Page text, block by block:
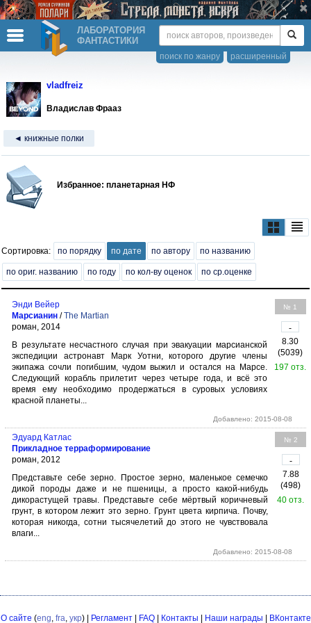
ЛАБОРАТОРИЯ
ФАНТАСТИКИ
расширенный
поиск по жанру
vladfreiz
Владислав Фрааз
◄ книжные полки
Избранное: планетарная НФ
Сортировка: по порядку по дате по автору по названию
по ориг. названию по году по кол-ву оценок по ср.оценке
Энди Вейер
Марсианин /The Martian
роман, 2014
В результате несчастного случая при эвакуации марсианской
экспедиции астронавт Марк Уотни, которого другие члены
экипажа сочли погибшим, чудом выжил и остался на Марсе.
Следующий корабль прилетит через четыре года, и всё это
время ему необходимо продержаться в суровых условиях
красной планеты...
№ 1
-
8.30
(5039)
197 отз.
Добавлено: 2015-08-08
Эдуард Катлас
Прикладное терраформирование
роман, 2012
Представьте себе зерно. Простое зерно, маленькое семечко
дикой породы даже и не пшеницы, а просто какой-нибудь
дикорастущей травы. Представьте себе мёртвый коричневый
грунт, в котором лежит это зерно. Грунт цвета кирпича. Почву,
которая никогда, сотни тысячелетий до этого не чувствовала
влаги...
№ 2
-
7.88
(498)
40 отз.
Добавлено: 2015-08-08
О сайте (eng, fra, укр) | Регламент| FAQ| Контакты Наши награды ВКонтакте